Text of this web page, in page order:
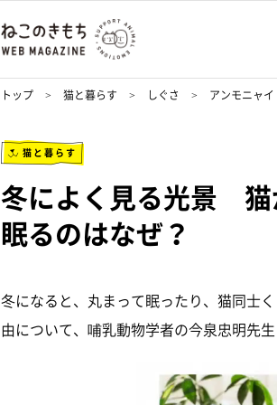
トップ 猫と暮らす しぐさ アンモニャ
猫と暮らす
冬によく見る光景 猫
眠るのはなぜ？
冬になると、丸まって眠ったり、猫同士
由について、哺乳動物学者の今泉忠明先